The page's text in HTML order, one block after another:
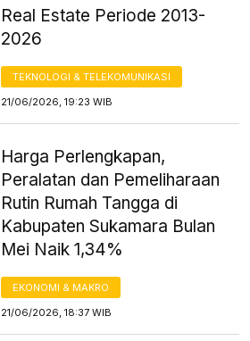
Real Estate Periode 2013-
2026
TEKNOLOGI & TELEKOMUNIKASI
21/06/2026, 19:23 WIB
Harga Perlengkapan,
Peralatan dan Pemeliharaan
Rutin Rumah Tangga di
Kabupaten Sukamara Bulan
Mei Naik 1,34%
EKONOMI & MAKRO
21/06/2026, 18:37 WIB